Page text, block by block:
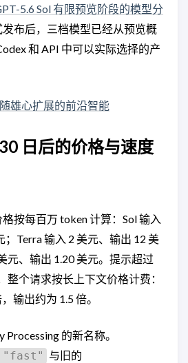
5.6 Sol 有限预览阶段的模型分
发布后，三档模型已经从预览概
和 API 中可以实际选择的产
雄心扩展的前沿智能
日后的价格与速度
按每百万 token 计算：Sol 输入
；Terra 输入 2 美元、输出 12 美
元、输出 1.20 美元。提示超过
整个请求按长上下文价格计费：
输出约为 1.5 倍。
的新名称。
与旧的